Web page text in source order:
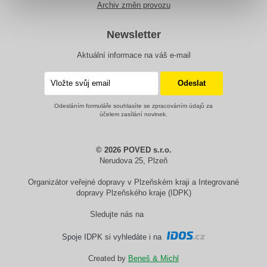
Archiv změn provozu
Newsletter
Aktuální informace na váš e-mail
Odesláním formuláře souhlasíte se zpracováním údajů za
účelem zasílání novinek.
© 2026 POVED s.r.o.
Nerudova 25, Plzeň
Organizátor veřejné dopravy v Plzeňském kraji a Integrované
dopravy Plzeňského kraje (IDPK)
Sledujte nás na
Spoje IDPK si vyhledáte i na
Created by Beneš & Michl